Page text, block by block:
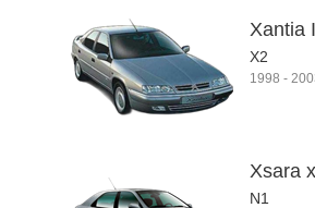
Xantia
X2
1998 -
Xsara
N1